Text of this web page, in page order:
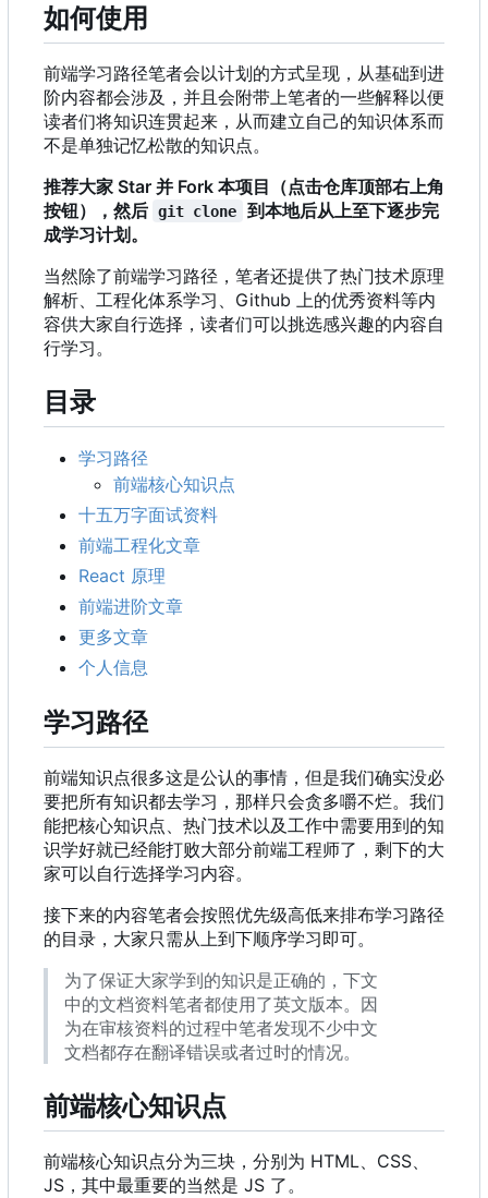
如何使用
前端学习路径笔者会以计划的方式呈现，从基础到进
阶内容都会涉及，并且会附带上笔者的一些解释以便
读者们将知识连贯起来，从而建立自己的知识体系而
不是单独记忆松散的知识点。
推荐大家 Star 并 Fork 本项目（点击仓库顶部右上角
按钮），然后 git clone
到本地后从上至下逐步完
成学习计划。
当然除了前端学习路径 ， 笔者还提供了热门技术原理
解析、工程化体系学习、Github 上的优秀资料等内
容供大家自行选择，读者们可以挑选感兴趣的内容自
行学习。
目录
学习路径
前端核心知识点
十五万字面试资料
前端工程化文章
React 原理
前端进阶文章
更多文章
个人信息
学习路径
前端知识点很多这是公认的事情，但是我们确实没必
要把所有知识都去学习，那样只会贪多嚼不烂。我们
能把核心知识点、热门技术以及工作中需要用到的知
识学好就已经能打败大部分前端工程师了，剩下的大
家可以自行选择学习内容。
接下来的内容笔者会按照优先级高低来排布学习路径
的目录，大家只需从上到下顺序学习即可。
为了保证大家学到的知识是正确的，下文
中的文档资料笔者都使用了英文版本。因
为在审核资料的过程中笔者发现不少中文
文档都存在翻译错误或者过时的情况。
前端核心知识点
前端核心知识点分为三块，分别为 HTML、CSS、
JS ， 其中最重要的当然是 JS 了。